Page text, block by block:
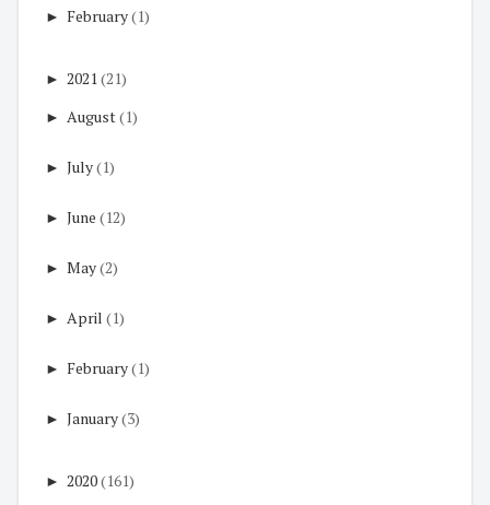
► February(1)
► 2021 (21)
► August(1)
► July(1)
► June (12)
► May(2)
► April (1)
► February(1)
► January(3)
► 2020(161)